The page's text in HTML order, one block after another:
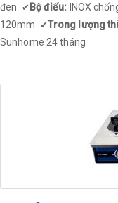
đen ✔ Bộ điếu: INOX
120mm ✔Trong lượng
Sunhome 24 tháng